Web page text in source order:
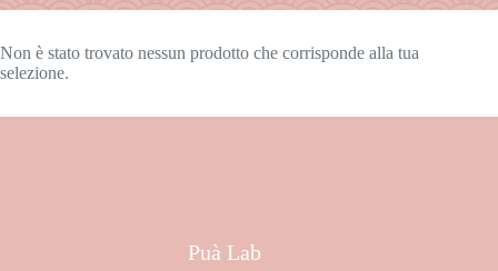
Non è stato trovato nessun prodotto che corrisponde alla tua
selezione.
Puà Lab